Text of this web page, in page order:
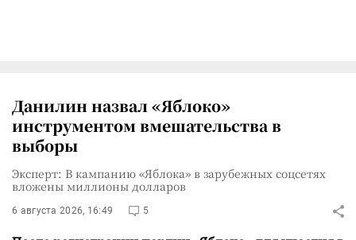
Данилин назвал «Яблоко»
инструментом вмешательства в
выборы
Эксперт: В кампанию «Яблока» в зарубежных соцсетях
вложены миллионы долларов
6 августа 2026, 16:49 5